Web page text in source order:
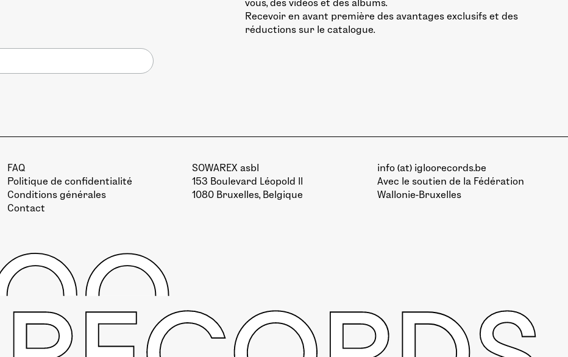
vous, des vidéos et des albums.
Recevoir en avant première des avantages exclusifs et des
réductions sur le catalogue.
FAQ
Politique de confidentialité
Conditions générales
Contact
SOWAREX asbl
153 Boulevard Léopold II
1080 Bruxelles, Belgique
info (at) igloorecords.be
Avec le soutien de la Fédération
Wallonie-Bruxelles